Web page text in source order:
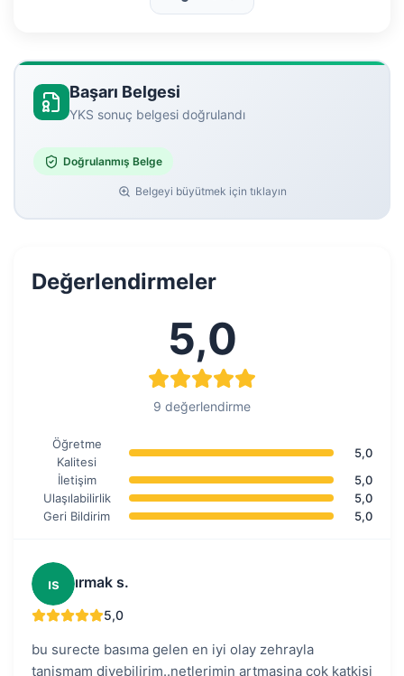
Başarı Belgesi
YKS sonuç belgesi doğrulandı
Doğrulanmış Belge
Belgeyi büyütmek için tıklayın
Değerlendirmeler
5,0
9 değerlendirme
Öğretme
Kalitesi
5,0
İletişim
5,0
Ulaşılabilirlik
5,0
Geri Bildirim
5,0
ıs ırmak s.
5,0
bu surecte basıma gelen en iyi olay zehrayla
tanismam diyebilirim..netlerimin artmasina cok katkisi